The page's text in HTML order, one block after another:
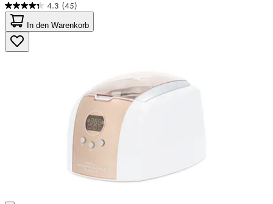
4.3 (45)
4.3
von
5
Sternen.
45
In den Warenkorb